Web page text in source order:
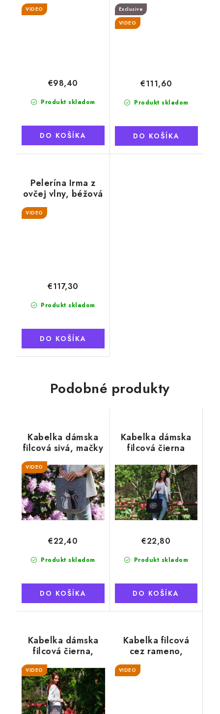
VIDEO
Produkt skladom
€98,40
DO KOŠÍKA
Exclusive
VIDEO
Produkt skladom
€111,60
DO KOŠÍKA
Pelerína Irma z
ovčej vlny, béžová
VIDEO
Produkt skladom
€117,30
DO KOŠÍKA
Podobné produkty
Kabelka dámska
filcová sivá, mačky
VIDEO
Produkt skladom
€22,40
DO KOŠÍKA
Kabelka dámska
filcová čierna
kruh
Produkt skladom
€22,80
DO KOŠÍKA
Kabelka dámska
filcová čierna,
farebný ornament
VIDEO
Kabelka filcová
cez rameno,
čierna, biele srdce
VIDEO